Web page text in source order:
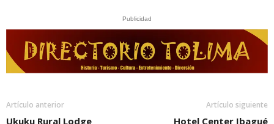
Publicidad
Artículo anterior
Ukuku Rural Lodge
Artículo siguiente
Hotel Center Ibagué